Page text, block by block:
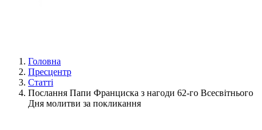
Головна
Пресцентр
Статті
Послання Папи Франциска з нагоди 62-го Всесвітнього
Дня молитви за покликання